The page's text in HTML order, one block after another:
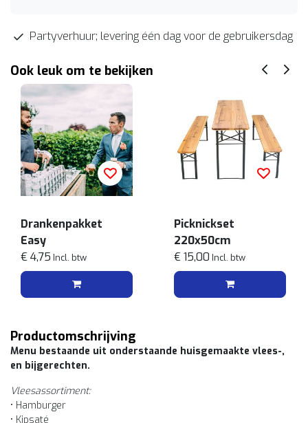
Partyverhuur; levering één dag voor de gebruikersdag
Ook leuk om te bekijken
Drankenpakket
Easy
€ 4,75 Incl. btw
Picknickset
220x50cm
€ 15,00 Incl. btw
Productomschrijving
Menu bestaande uit onderstaande huisgemaakte vlees-,
en bijgerechten.
Vleesassortiment:
• Hamburger
• Kipsaté